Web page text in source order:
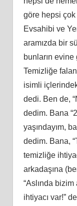
göre hepsi çok
Evsahibi ve
aramızda bir
bunların evine
Temizliğe
isimli
dedi. Ben de,
dedim. Bana
yaşındayım,
dedim. Bana,
temizliğe
arkadaşına
“Aslında
ihtiyacı var!”